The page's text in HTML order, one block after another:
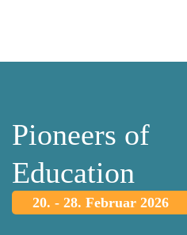
Pioneers of
Education
20. - 28. Februar 2026